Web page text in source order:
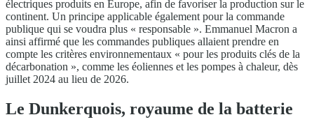
électriques produits en Europe, afin de favoriser la production sur le
continent. Un principe applicable également pour la commande
publique qui se voudra plus « responsable ». Emmanuel Macron a
ainsi affirmé que les commandes publiques allaient prendre en
compte les critères environnementaux « pour les produits clés de la
décarbonation », comme les éoliennes et les pompes à chaleur, dès
juillet 2024 au lieu de 2026.
Le Dunkerquois, royaume de la batterie